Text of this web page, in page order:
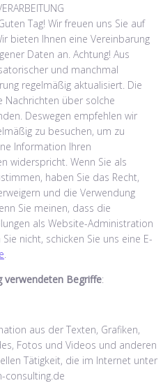
Tag! Wir freuen uns Sie auf
bieten Ihnen eine Vereinbarung
Daten an. Achtung! Aus
und manchmal
regelmäßig aktualisiert. Die
Nachrichten über solche
Deswegen empfehlen wir
zu besuchen, um zu
Information Ihren
widerspricht. Wenn Sie als
haben Sie das Recht,
und die Verwendung
Sie meinen, dass die
als Website-Administration
nicht, schicken Sie uns eine E-
verwendeten Begriffe:
aus der Texten, Grafiken,
Fotos und Videos und anderen
Tätigkeit, die im Internet unter
consulting.de